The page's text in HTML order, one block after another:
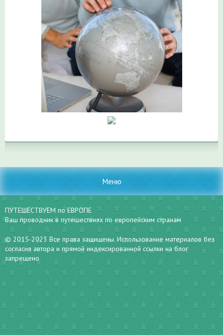
Меню
ПУТЕШЕСТВУЕМ по ЕВРОПЕ
Ваш проводник в путешествиях по европейским странам
© 2015-2023 Все права защищены. Использование материалов без
согласия автора и прямой индексированной ссылки на блог
запрещено